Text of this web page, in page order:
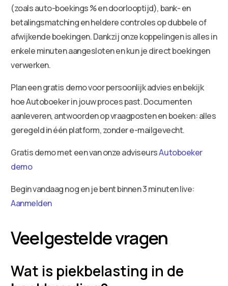
(zoals auto-boekings % en doorlooptijd), bank- en
betalingsmatching en heldere controles op dubbele of
afwijkende boekingen. Dankzij onze koppelingen is alles in
enkele minuten aangesloten en kun je direct boekingen
verwerken.
Plan een gratis demo voor persoonlijk advies en bekijk
hoe Autoboeker in jouw proces past. Documenten
aanleveren, antwoorden op vraagposten en boeken: alles
geregeld in één platform, zonder e-mailgevecht.
Gratis demo met een van onze adviseursAutoboeker
demo
Begin vandaag nog en je bent binnen 3 minuten live:
Aanmelden
Veelgestelde vragen
Wat is piekbelasting in de